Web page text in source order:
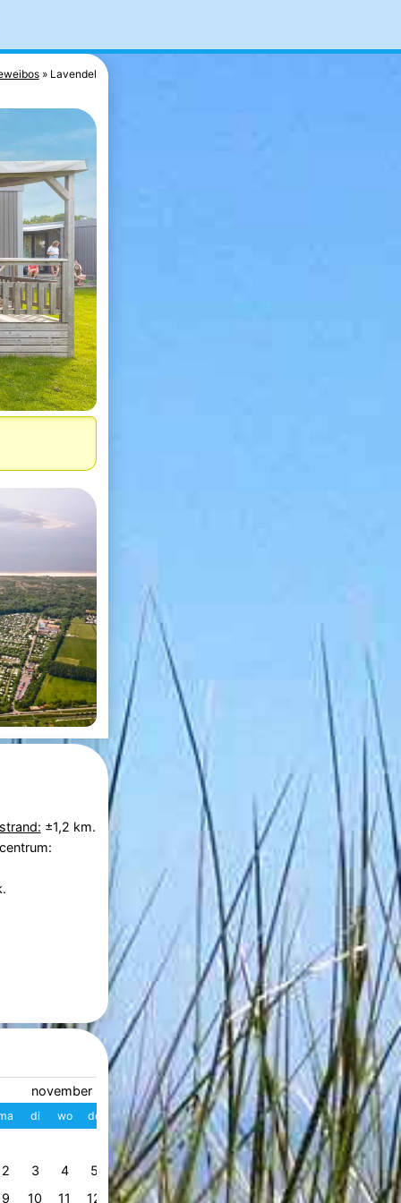
Lavendel
±1,2 km.
november 2026
di wo do vr za zo
1
2 3 4 5 6 7 8
9 10 11 12 13 14 15
december 2026
W ma di wo do vr
49 1 2 3 4 5
50 7 8 9 10 11
51 14 15 16 17 18